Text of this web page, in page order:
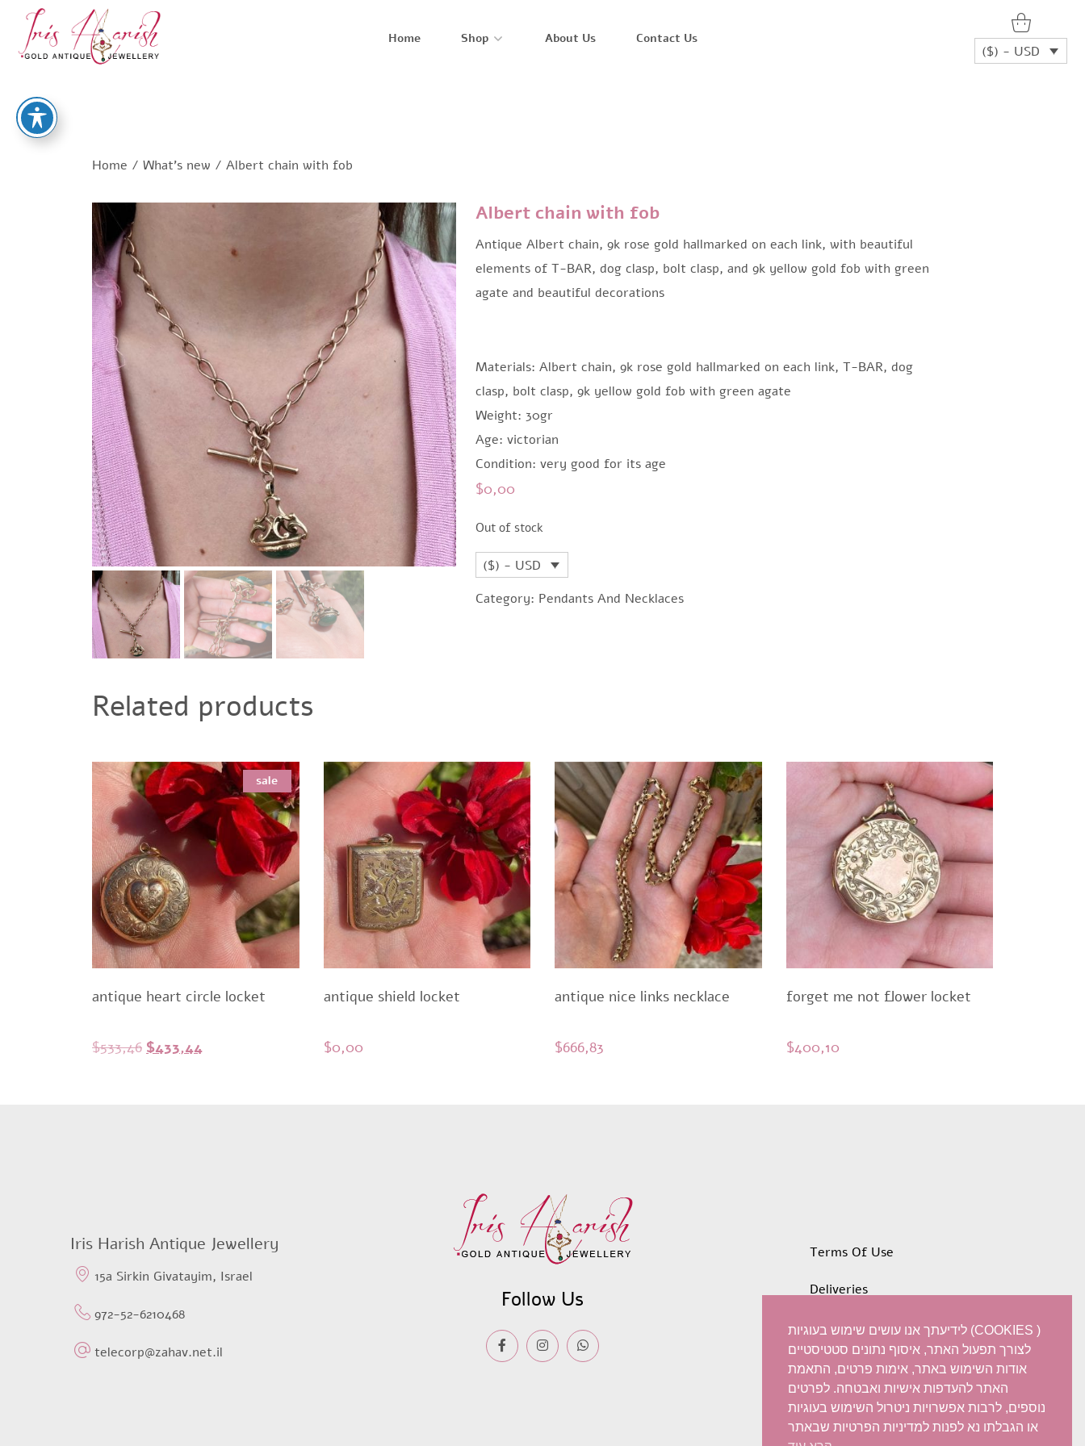
Home Shop About Us Contact Us
($) - USD
Home / What's new / Albert chain with fob
Albert chain with fob
Antique Albert chain, 9k rose gold hallmarked on each link, with beautiful
elements of T-BAR, dog clasp, bolt clasp, and 9k yellow gold fob with green
agate and beautiful decorations
Materials: Albert chain, 9k rose gold hallmarked on each link, T-BAR, dog
clasp, bolt clasp, 9k yellow gold fob with green agate
Weight: 30gr
Age: victorian
Condition: very good for its age
$0,00
Out of stock
($) - USD
Category: Pendants And Necklaces
Related products
sale
antique heart circle locket
$533,46 Original
$433,44Current
antique shield locket
$0,00
antique nice links necklace
$666,83
forget me not flower locket
$400,10
Iris Harish Antique Jewellery
15a Sirkin Givatayim, Israel
972-52-6210468
telecorp@zahav.net.il
Follow Us
Terms Of Use
Deliveries
Privacy policy
Refunds and Exchanges
Accessibility statement
לידיעתך אנו עושים שימוש בעוגיות (COOKIES )
לצורך תפעול האתר, איסוף נתונים סטטיסטיים
אודות השימוש באתר, אימות פרטים, התאמת
האתר להעדפות אישיות ואבטחה. לפרטים
נוספים, לרבות אפשרויות ניטרול השימוש בעוגיות
או הגבלתו נא לפנות למדיניות הפרטיות שבאתר